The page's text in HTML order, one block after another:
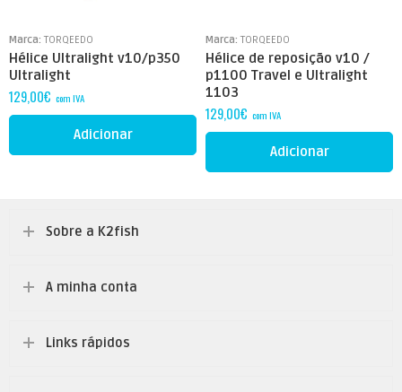
Marca: TORQEEDO
Hélice Ultralight v10/p350
Ultralight
129,00€ com IVA
Adicionar
Marca: TORQEEDO
Hélice de reposição v10 /
p1100 Travel e Ultralight
1103
129,00€ com IVA
Adicionar
Sobre a K2fish
A minha conta
Links rápidos